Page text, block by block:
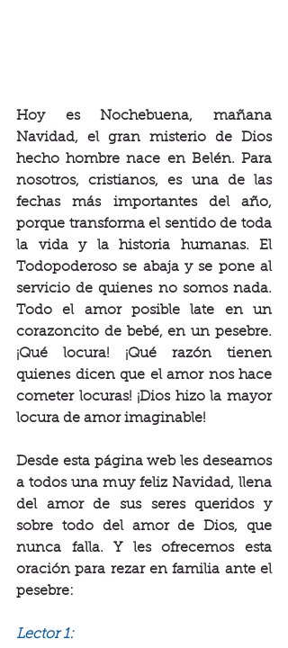
Hoy es Nochebuena, mañana
Navidad, el gran misterio de Dios
hecho hombre nace en Belén. Para
nosotros, cristianos, es una de las
fechas más importantes del año,
porque transforma el sentido de toda
la vida y la historia humanas. El
Todopoderoso se abaja y se pone al
servicio de quienes no somos nada.
Todo el amor posible late en un
corazoncito de bebé, en un pesebre.
¡Qué locura! ¡Qué razón tienen
quienes dicen que el amor nos hace
cometer locuras! ¡Dios hizo la mayor
locura de amor imaginable!
Desde esta página web les deseamos
a todos una muy feliz Navidad, llena
del amor de sus seres queridos y
sobre todo del amor de Dios, que
nunca falla. Y les ofrecemos esta
oración para rezar en familia ante el
pesebre:
Lector 1: